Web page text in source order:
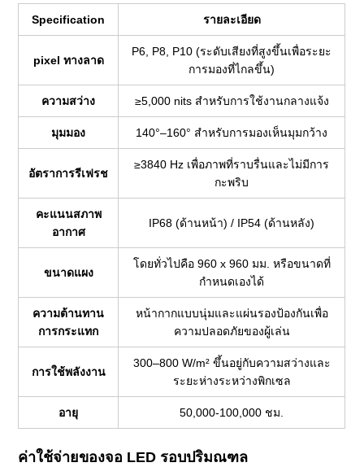
Specification รายละเอียด
pixel ทางลาด
P6, P8, P10 (ระดับเสียงที่สูงขึ้นเพื่อระยะ
การมองที่ไกลขึ้น)
ความสว่าง ≥5,000 nits สำหรับการใช้งานกลางแจ้ง
มุมมอง 140°–160° สำหรับการมองเห็นมุมกว้าง
อัตราการรีเฟรช
≥3840 Hz เพื่อภาพที่ราบรื่นและไม่มีการ
กะพริบ
คะแนนสภาพ
อากาศ
IP68 (ด้านหน้า) / IP54 (ด้านหลัง)
ขนาดแผง
โดยทั่วไปคือ 960 x 960 มม. หรือขนาดที่
กำหนดเองได้
ความต้านทาน
การกระแทก
หน้ากากแบบนุ่มและแผ่นรองป้องกันเพื่อ
ความปลอดภัยของผู้เล่น
การใช้พลังงาน
300–800 W/m² ขึ้นอยู่กับความสว่างและ
ระยะห่างระหว่างพิกเซล
อายุ 50,000-100,000 ชม.
ค่าใช้จ่ายของจอ LED รอบปริมณฑล